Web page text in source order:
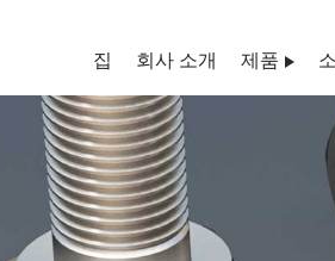
집 회사 소개 제품